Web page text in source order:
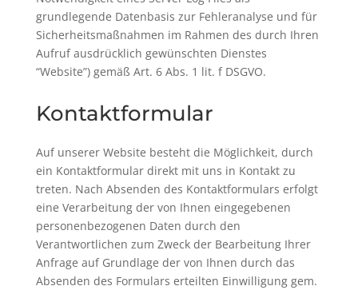
grundlegende Datenbasis zur Fehleranalyse und für
Sicherheitsmaßnahmen im Rahmen des durch Ihren
Aufruf ausdrücklich gewünschten Dienstes
“Website”) gemäß Art. 6 Abs. 1 lit. f DSGVO.
Kontaktformular
Auf unserer Website besteht die Möglichkeit, durch
ein Kontaktformular direkt mit uns in Kontakt zu
treten. Nach Absenden des Kontaktformulars erfolgt
eine Verarbeitung der von Ihnen eingegebenen
personenbezogenen Daten durch den
Verantwortlichen zum Zweck der Bearbeitung Ihrer
Anfrage auf Grundlage der von Ihnen durch das
Absenden des Formulars erteilten Einwilligung gem.